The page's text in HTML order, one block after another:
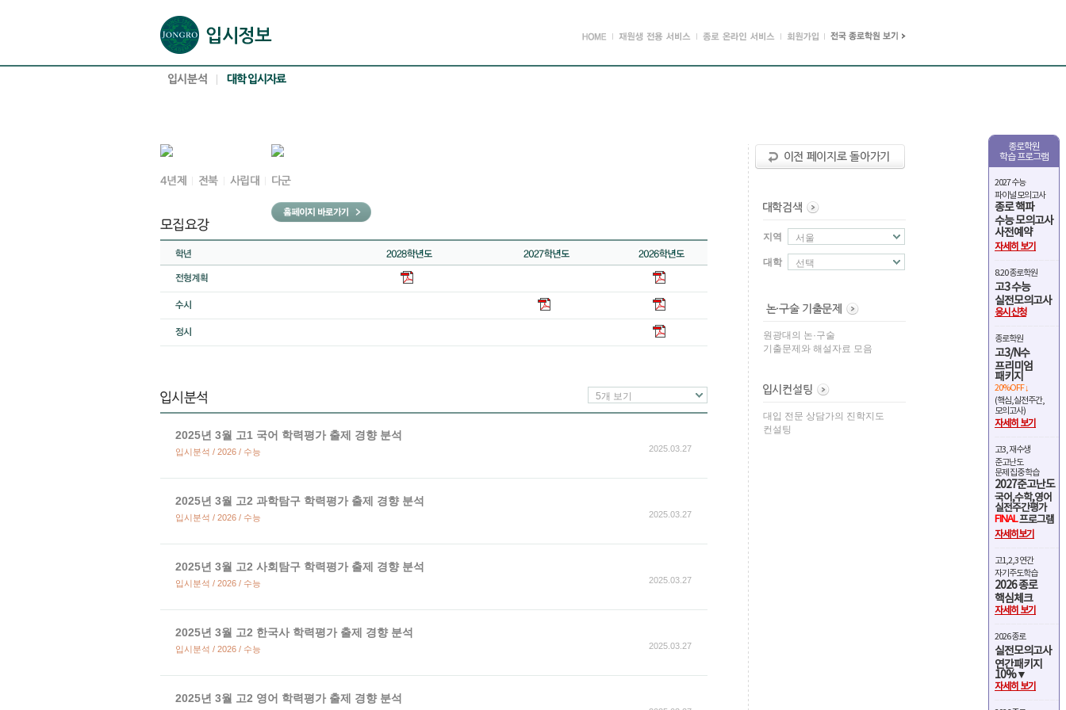
종로학원
학습 프로그램
2027 수능
파이널 모의고사
종로 핵파
수능 모의고사
사전예약
자세히 보기
8.20 종로학원
고3 수능
실전모의고사
응시신청
종로학원
고3/N수
프리미엄
패키지
20%OFF ↓
(핵심,실전주간,
모의고사)
자세히 보기
고3, 재수생
준고난도
문제 집중 학습
2027준고난도
국어,수학,영어
실전주간평가
FINAL프로그램
자세히보기
고1,2,3 연간
자기주도학습
2026 종로
핵심체크
자세히 보기
2026 종로
실전모의고사
연간패키지
10%▼
자세히 보기
5개 보기
2025년 3월 고1 국어 학력평가 출제 경향 분석
입시분석 / 2026 / 수능 2025.03.27
2025년 3월 고2 과학탐구 학력평가 출제 경향 분석
입시분석 / 2026 / 수능 2025.03.27
2025년 3월 고2 사회탐구 학력평가 출제 경향 분석
입시분석 / 2026 / 수능 2025.03.27
2025년 3월 고2 한국사 학력평가 출제 경향 분석
입시분석 / 2026 / 수능 2025.03.27
2025년 3월 고2 영어 학력평가 출제 경향 분석
지역 서울
대학 선택
원광대의 논·구술
기출문제와 해설자료 모음
대입 전문 상담가의 진학지도
컨설팅